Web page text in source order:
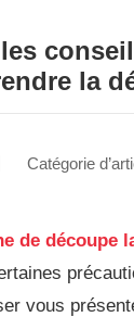
la
Catégorie
de découpe
vous